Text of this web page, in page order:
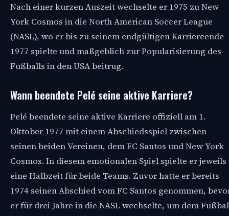
Nach einer kurzen Auszeit wechselte er 1975 zu New
York Cosmos in die North American Soccer League
(NASL), wo er bis zu seinem endgültigen Karriereende
1977 spielte und maßgeblich zur Popularisierung des
Fußballs in den USA beitrug.
Wann beendete Pelé seine aktive Karriere?
Pelé beendete seine aktive Karriere offiziell am 1.
Oktober 1977 mit einem Abschiedsspiel zwischen
seinen beiden Vereinen, dem FC Santos und New York
Cosmos. In diesem emotionalen Spiel spielte er jeweils
eine Halbzeit für beide Teams. Zuvor hatte er bereits
1974 seinen Abschied vom FC Santos genommen,
er für drei Jahre in die NASL wechselte, um dem